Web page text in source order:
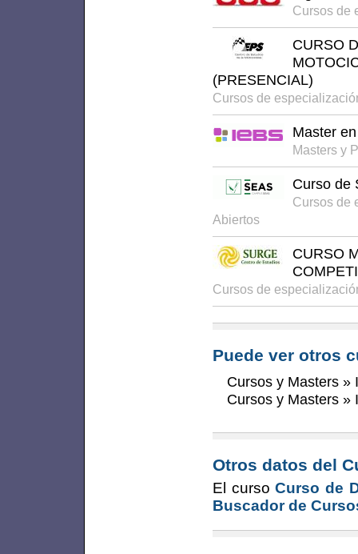
Cursos de
CURSO
(PRESENCIAL)
Cursos de
Master
Masters y
Curso de
Cursos de
Abiertos
CURSO
Cursos de
Puede ver otros
Cursos y Masters »
Cursos y Masters »
Otros datos del
El cursoCurso de
Buscador de